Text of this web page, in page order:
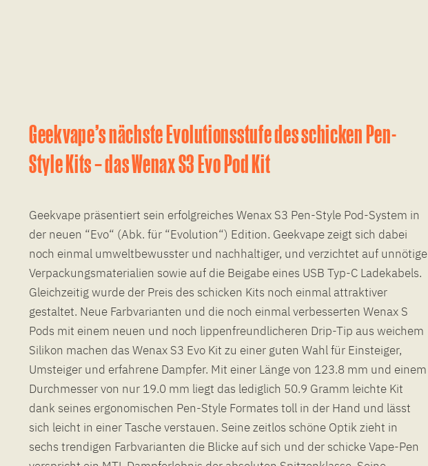
Geekvape’s nächste Evolutionsstufe des schicken Pen-
Style Kits – das Wenax S3 Evo Pod Kit
Geekvape präsentiert sein erfolgreiches Wenax S3 Pen-Style Pod-System in
der neuen “Evo“ (Abk. für “Evolution“) Edition. Geekvape zeigt sich dabei
noch einmal umweltbewusster und nachhaltiger, und verzichtet auf unnötige
Verpackungsmaterialien sowie auf die Beigabe eines USB Typ-C Ladekabels.
Gleichzeitig wurde der Preis des schicken Kits noch einmal attraktiver
gestaltet. Neue Farbvarianten und die noch einmal verbesserten Wenax S
Pods mit einem neuen und noch lippenfreundlicheren Drip-Tip aus weichem
Silikon machen das Wenax S3 Evo Kit zu einer guten Wahl für Einsteiger,
Umsteiger und erfahrene Dampfer. Mit einer Länge von 123.8 mm und einem
Durchmesser von nur 19.0 mm liegt das lediglich 50.9 Gramm leichte Kit
dank seines ergonomischen Pen-Style Formates toll in der Hand und lässt
sich leicht in einer Tasche verstauen. Seine zeitlos schöne Optik zieht in
sechs trendigen Farbvarianten die Blicke auf sich und der schicke Vape-Pen